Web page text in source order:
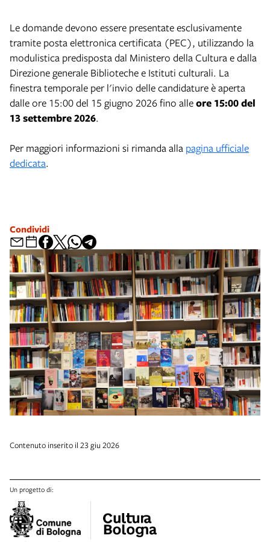
Le domande devono essere presentate esclusivamente
tramite posta elettronica certificata (PEC), utilizzando la
modulistica predisposta dal Ministero della Cultura e dalla
Direzione generale Biblioteche e Istituti culturali. La
finestra temporale per l'invio delle candidature è aperta
dalle ore 15:00 del 15 giugno 2026 fino alleore 15:00 del
13 settembre 2026.
Per maggiori informazioni si rimanda alla pagina ufficiale
dedicata.
Condividi
Contenuto inserito il 23 giu 2026
Un progetto di: